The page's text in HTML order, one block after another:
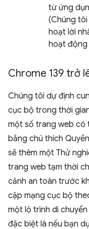
từ ứng
(Chúng
hoạt lời
hoạt động
Chrome 139 trở
Chúng tôi dự định
cục bộ trong thời
một số trang web có
bằng chú thích
sẽ thêm một Thử
trang web tạm thời
cảnh an toàn trước
cập mạng cục bộ
một lộ trình di
đặc biệt là nếu bạn